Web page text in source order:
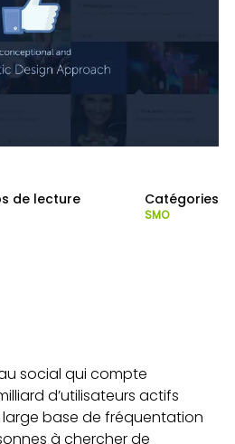
de lecture Catégories
SMO
social qui compte
d’utilisateurs actifs
base de fréquentation
à chercher de